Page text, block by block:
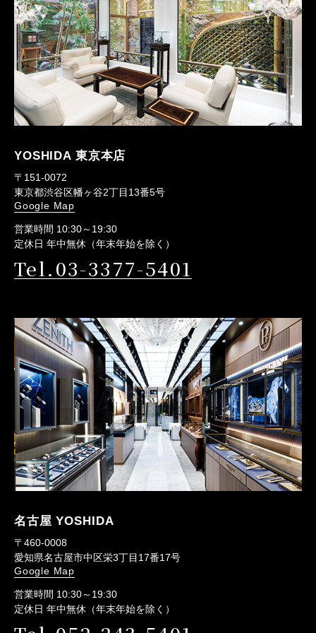
YOSHIDA 東京本店
〒151-0072
東京都渋谷区幡ヶ谷2丁目13番5号
Google Map
営業時間 10:30～19:30
定休日 年中無休（年末年始を除く）
Tel.03-3377-5401
名古屋 YOSHIDA
〒460-0008
愛知県名古屋市中区栄3丁目17番17号
Google Map
営業時間 10:30～19:30
定休日 年中無休（年末年始を除く）